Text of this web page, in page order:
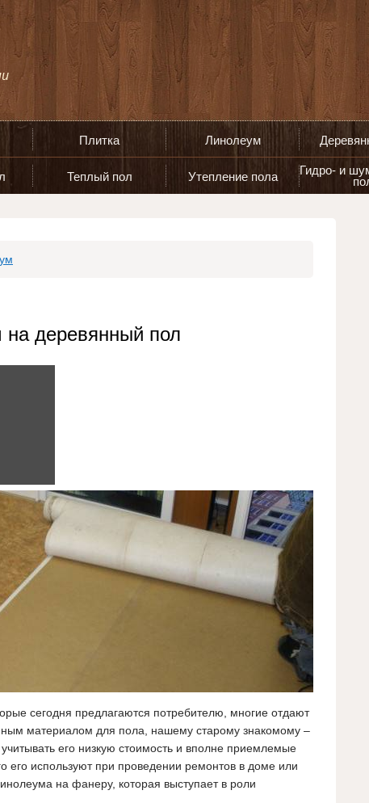
Плитка Линолеум
Теплый пол Утепление пола
Гидро- и
на деревянный пол
сегодня предлагаются потребителю, многие отдают
материалом для пола, нашему старому знакомому –
его низкую стоимость и вполне приемлемые
его используют при проведении ремонтов в доме или
на фанеру, которая выступает в роли